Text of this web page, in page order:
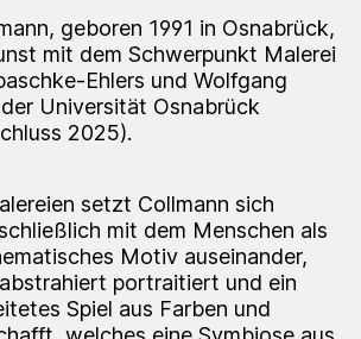
geboren 1991 in Osnabrück,
mit dem Schwerpunkt Malerei
Ehlers und Wolfgang
Universität Osnabrück
2025).
setzt Collmann sich
mit dem Menschen als
Motiv auseinander,
portraitiert und ein
Spiel aus Farben und